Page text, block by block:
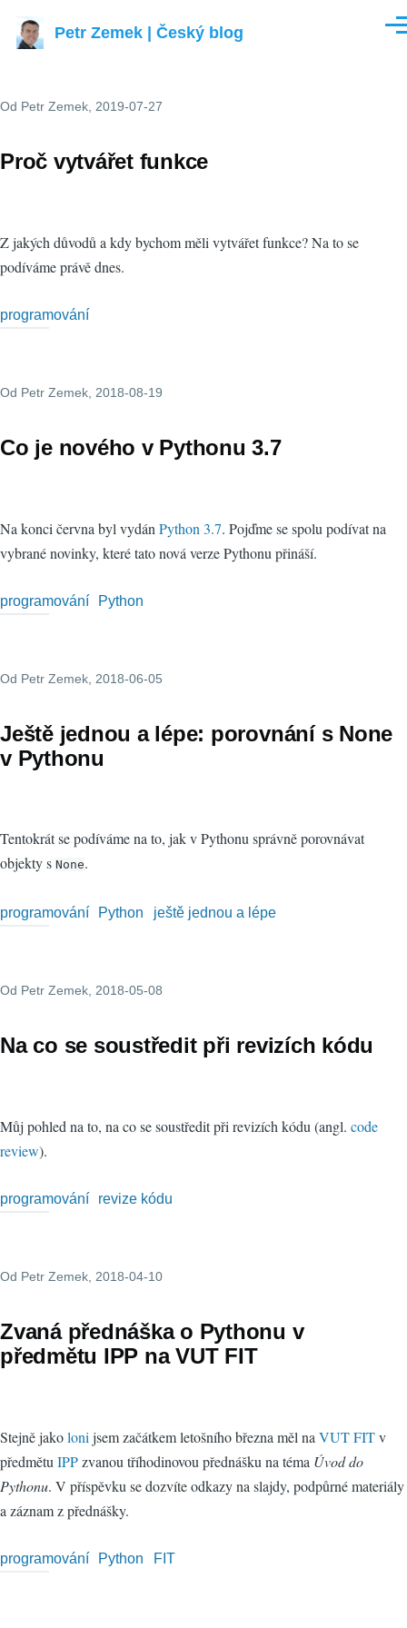
Petr Zemek | Český blog
Od Petr Zemek , 2019-07-27
Proč vytvářet funkce
Z jakých důvodů a kdy bychom měli vytvářet funkce? Na to se
podíváme právě dnes.
programování
Od Petr Zemek , 2018-08-19
Co je nového v Pythonu 3.7
Na konci června byl vydán Python 3.7. Pojďme se spolu podívat na
vybrané novinky, které tato nová verze Pythonu přináší.
programování Python
Od Petr Zemek , 2018-06-05
Ještě jednou a lépe: porovnání s None
v Pythonu
Tentokrát se podíváme na to, jak v Pythonu správně porovnávat
objekty s None.
programování Python ještě jednou a lépe
Od Petr Zemek, 2018-05-08
Na co se soustředit při revizích kódu
Můj pohled na to, na co se soustředit při revizích kódu (angl. code
review).
programování revize kódu
Od Petr Zemek, 2018-04-10
Zvaná přednáška o Pythonu v
předmětu IPP na VUT FIT
Stejně jakoloni jsem začátkem letošního března měl na VUT FITv
předmětu IPPzvanou tříhodinovou přednášku na téma Úvod do
Pythonu. V příspěvku se dozvíte odkazy na slajdy, podpůrné materiály
a záznam z přednášky.
programování Python FIT